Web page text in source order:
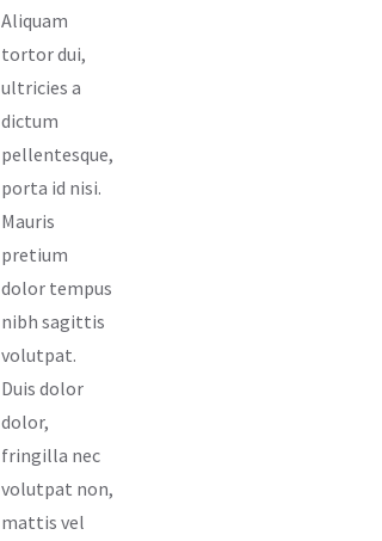
Aliquam
tortor dui,
ultricies a
dictum
pellentesque,
porta id nisi.
Mauris
pretium
dolor tempus
nibh sagittis
volutpat.
Duis dolor
dolor,
fringilla nec
volutpat non,
mattis vel